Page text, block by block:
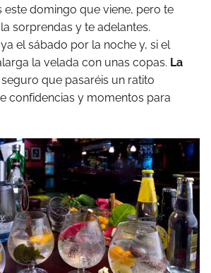
este domingo que viene, pero te
sorprendas y te adelantes.
el sábado por la noche y, si el
la velada con unas copas. La
que pasaréis un ratito
confidencias y momentos para